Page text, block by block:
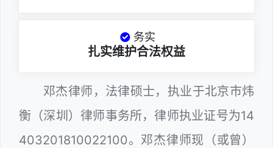
务实
扎实维护合法权益
邓杰律师，法律硕士，执业于北京市炜
衡（深圳）律师事务所，律师执业证号为14
403201810022100。邓杰律师现（或曾）